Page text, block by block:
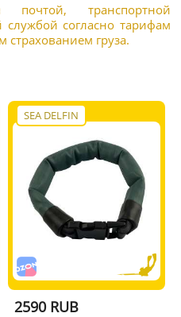
почтой, транспортной
согласно тарифам
страхованием груза.
SEA DELFIN
2590 RUB